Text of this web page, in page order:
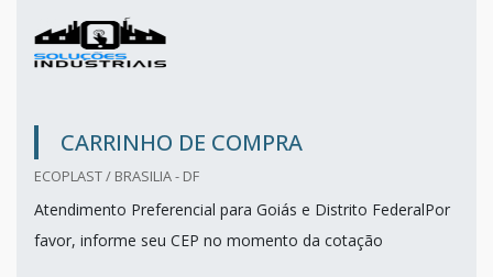
CARRINHO DE COMPRA
ECOPLAST / BRASILIA - DF
Atendimento Preferencial para Goiás e Distrito FederalPor
favor, informe seu CEP no momento da cotação